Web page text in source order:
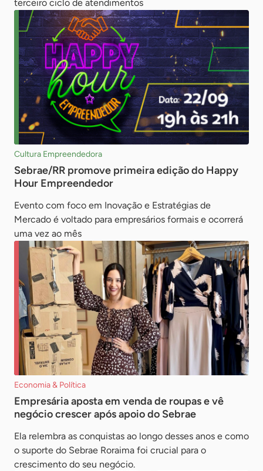
terceiro ciclo de atendimentos
Cultura Empreendedora
Sebrae/RR promove primeira edição do Happy
Hour Empreendedor
Evento com foco em Inovação e Estratégias de
Mercado é voltado para empresários formais e ocorrerá
uma vez ao mês
Economia & Política
Empresária aposta em venda de roupas e vê
negócio crescer após apoio do Sebrae
Ela relembra as conquistas ao longo desses anos e como
o suporte do Sebrae Roraima foi crucial para o
crescimento do seu negócio.